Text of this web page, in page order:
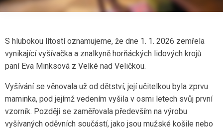
S hlubokou lítostí oznamujeme, že dne 1. 1. 2026 zemřela
vynikající vyšívačka a znalkyně horňáckých lidových krojů
paní Eva Minksová z Velké nad Veličkou.
Vyšívání se věnovala už od dětství, její učitelkou byla zprvu
maminka, pod jejímž vedením vyšila v osmi letech svůj první
vzorník. Později se zaměřovala především na výrobu
vyšívaných oděvních součástí, jako jsou mužské košile nebo